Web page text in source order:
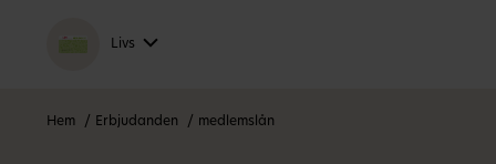
Livs
Hem Erbjudanden medlemslån